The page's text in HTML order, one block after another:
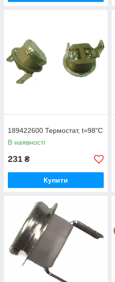
189422600 Термостат, t=98"C
В наявності
231 ₴
Купити